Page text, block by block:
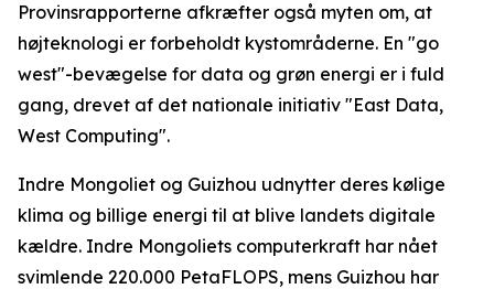
Provinsrapporterne afkræfter også myten om, at
højteknologi er forbeholdt kystområderne. En "go
west"-bevægelse for data og grøn energi er i fuld
gang, drevet af det nationale initiativ "East Data,
West Computing".
Indre Mongoliet og Guizhou udnytter deres kølige
klima og billige energi til at blive landets digitale
kældre. Indre Mongoliets computerkraft har nået
svimlende 220.000 PetaFLOPS, mens Guizhou har